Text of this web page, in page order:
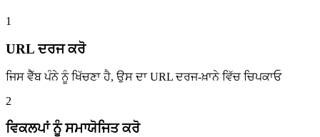
1
URL ਦਰਜ ਕਰੋ
ਜਿਸ ਵੈੱਬ ਪੰਨੇ ਨੂੰ ਖਿੱਚਣਾ ਹੈ, ਉਸ ਦਾ URL ਦਰਜ-ਖ਼ਾਨੇ ਵਿੱਚ ਚਿਪਕਾਓ
2
ਵਿਕਲਪਾਂ ਨੂੰ ਸਮਾਯੋਜਿਤ ਕਰੋ